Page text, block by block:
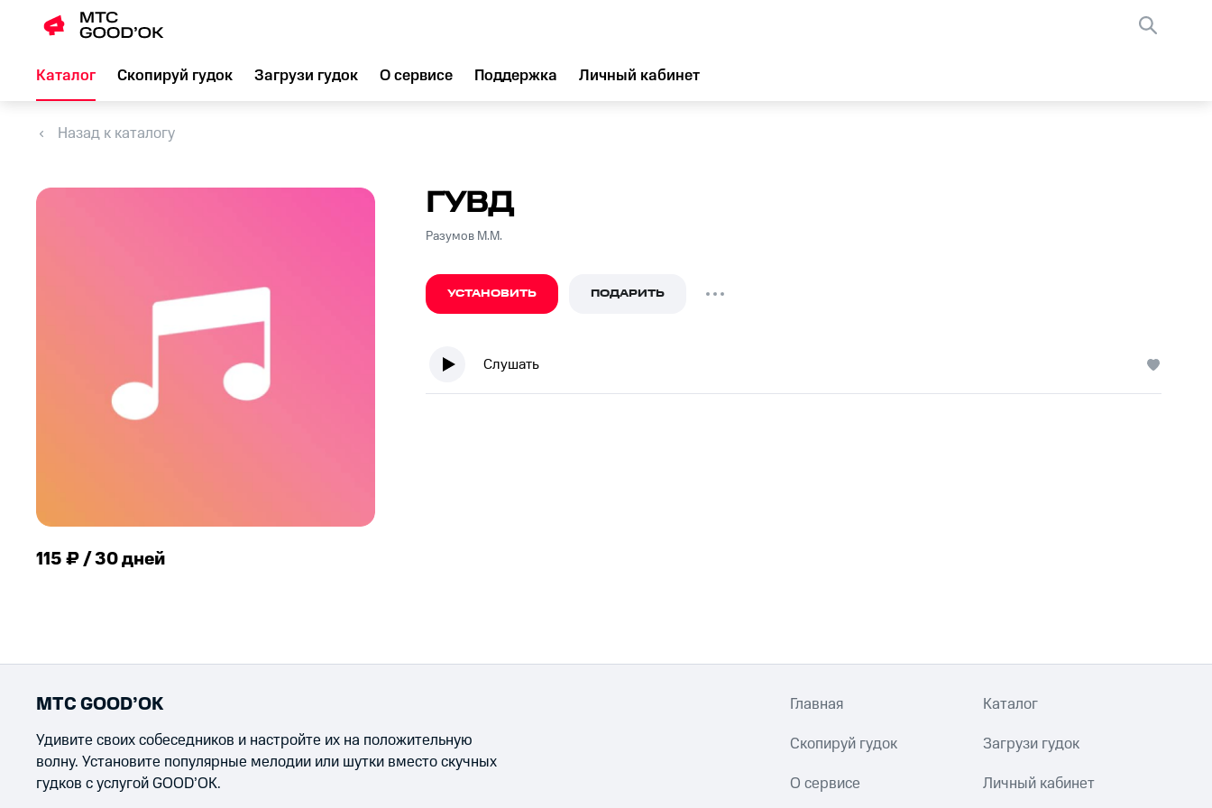
Каталог Скопируй гудок Загрузи гудок О сервисе Поддержка Личный кабинет
Назад к каталогу
115 ₽ / 30 дней
ГУВД
Разумов М.М.
УСТАНОВИТЬ ПОДАРИТЬ
Слушать
МТС GOOD’OK
Удивите своих собеседников и настройте их на положительную
волну. Установите популярные мелодии или шутки вместо скучных
гудков с услугой GOOD’OK.
Главная Каталог
Скопируй гудок Загрузи гудок
О сервисе Личный кабинет